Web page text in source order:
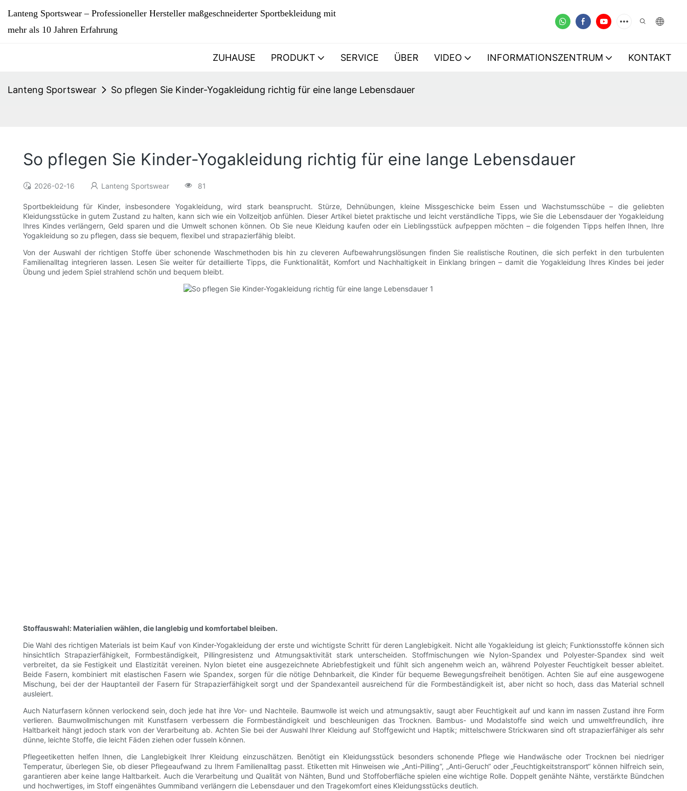
Lanteng Sportswear – Professioneller Hersteller maßgeschneiderter Sportbekleidung mit
mehr als 10 Jahren Erfahrung
ZUHAUSE PRODUKT SERVICE ÜBER VIDEO INFORMATIONSZENTRUM KONTAKT
Lanteng Sportswear So pflegen Sie Kinder-Yogakleidung richtig für eine lange Lebensdauer
So pflegen Sie Kinder-Yogakleidung richtig für eine lange Lebensdauer
2026-02-16 Lanteng Sportswear 81
Sportbekleidung für Kinder, insbesondere Yogakleidung, wird stark beansprucht. Stürze, Dehnübungen, kleine Missgeschicke beim Essen und Wachstumsschübe – die geliebten
Kleidungsstücke in gutem Zustand zu halten, kann sich wie ein Vollzeitjob anfühlen. Dieser Artikel bietet praktische und leicht verständliche Tipps, wie Sie die Lebensdauer der Yogakleidung
Ihres Kindes verlängern, Geld sparen und die Umwelt schonen können. Ob Sie neue Kleidung kaufen oder ein Lieblingsstück aufpeppen möchten – die folgenden Tipps helfen Ihnen, Ihre
Yogakleidung so zu pflegen, dass sie bequem, flexibel und strapazierfähig bleibt.
Von der Auswahl der richtigen Stoffe über schonende Waschmethoden bis hin zu cleveren Aufbewahrungslösungen finden Sie realistische Routinen, die sich perfekt in den turbulenten
Familienalltag integrieren lassen. Lesen Sie weiter für detaillierte Tipps, die Funktionalität, Komfort und Nachhaltigkeit in Einklang bringen – damit die Yogakleidung Ihres Kindes bei jeder
Übung und jedem Spiel strahlend schön und bequem bleibt.
Stoffauswahl: Materialien wählen, die langlebig und komfortabel bleiben.
Die Wahl des richtigen Materials ist beim Kauf von Kinder-Yogakleidung der erste und wichtigste Schritt für deren Langlebigkeit. Nicht alle Yogakleidung ist gleich; Funktionsstoffe können sich
hinsichtlich Strapazierfähigkeit, Formbeständigkeit, Pillingresistenz und Atmungsaktivität stark unterscheiden. Stoffmischungen wie Nylon-Spandex und Polyester-Spandex sind weit
verbreitet, da sie Festigkeit und Elastizität vereinen. Nylon bietet eine ausgezeichnete Abriebfestigkeit und fühlt sich angenehm weich an, während Polyester Feuchtigkeit besser ableitet.
Beide Fasern, kombiniert mit elastischen Fasern wie Spandex, sorgen für die nötige Dehnbarkeit, die Kinder für bequeme Bewegungsfreiheit benötigen. Achten Sie auf eine ausgewogene
Mischung, bei der der Hauptanteil der Fasern für Strapazierfähigkeit sorgt und der Spandexanteil ausreichend für die Formbeständigkeit ist, aber nicht so hoch, dass das Material schnell
ausleiert.
Auch Naturfasern können verlockend sein, doch jede hat ihre Vor- und Nachteile. Baumwolle ist weich und atmungsaktiv, saugt aber Feuchtigkeit auf und kann im nassen Zustand ihre Form
verlieren. Baumwollmischungen mit Kunstfasern verbessern die Formbeständigkeit und beschleunigen das Trocknen. Bambus- und Modalstoffe sind weich und umweltfreundlich, ihre
Haltbarkeit hängt jedoch stark von der Verarbeitung ab. Achten Sie bei der Auswahl Ihrer Kleidung auf Stoffgewicht und Haptik; mittelschwere Strickwaren sind oft strapazierfähiger als sehr
dünne, leichte Stoffe, die leicht Fäden ziehen oder fusseln können.
Pflegeetiketten helfen Ihnen, die Langlebigkeit Ihrer Kleidung einzuschätzen. Benötigt ein Kleidungsstück besonders schonende Pflege wie Handwäsche oder Trocknen bei niedriger
Temperatur, überlegen Sie, ob dieser Pflegeaufwand zu Ihrem Familienalltag passt. Etiketten mit Hinweisen wie „Anti-Pilling“, „Anti-Geruch“ oder „Feuchtigkeitstransport“ können hilfreich sein,
garantieren aber keine lange Haltbarkeit. Auch die Verarbeitung und Qualität von Nähten, Bund und Stoffoberfläche spielen eine wichtige Rolle. Doppelt genähte Nähte, verstärkte Bündchen
und hochwertiges, im Stoff eingenähtes Gummiband verlängern die Lebensdauer und den Tragekomfort eines Kleidungsstücks deutlich.